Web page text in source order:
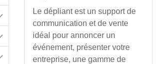
Le dépliant est un support de
communication et de vente
idéal pour annoncer un
événement, présenter votre
entreprise, une gamme de